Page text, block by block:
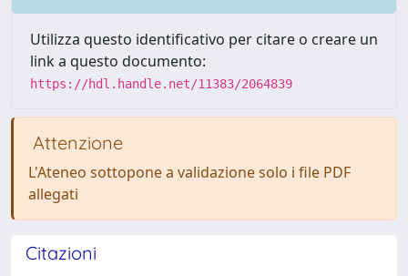
Utilizza questo identificativo per citare o creare un
link a questo documento:
https://hdl.handle.net/11383/2064839
Attenzione
L'Ateneo sottopone a validazione solo i file PDF
allegati
Citazioni